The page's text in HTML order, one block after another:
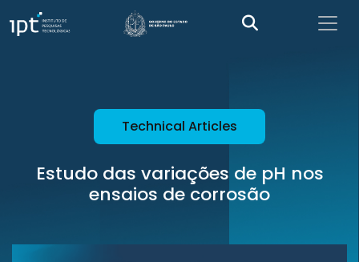
Technical Articles
Estudo das variações de pH nos
ensaios de corrosão